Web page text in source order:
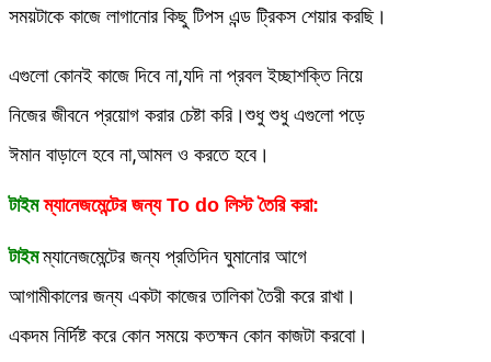
সময়টাকে কাজে লাগানোর কিছু টিপস এন্ড ট্রিকস শেয়ার করছি।
এগুলো কোনই কাজে দিবে না,যদি না প্রবল ইচ্ছাশক্তি নিয়ে
নিজের জীবনে প্রয়োগ করার চেষ্টা করি।শুধু শুধু এগুলো পড়ে
ঈমান বাড়ালে হবে না,আমল ও করতে হবে।
টাইমম্যানেজমেন্টের জন্য To do লিস্ট তৈরি করা:
টাইমম্যানেজমেন্টের জন্য প্রতিদিন ঘুমানোর আগে
আগামীকালের জন্য একটা কাজের তালিকা তৈরী করে রাখা।
একদম নির্দিষ্ট করে কোন সময়ে কতক্ষন কোন কাজটা করবো।